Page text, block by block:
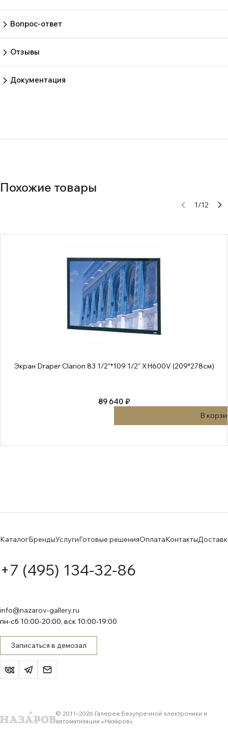
Вопрос-ответ
Отзывы
Документация
Похожие товары
1/12
Экран Draper Clarion 83 1/2"*109 1/2" XH600V (209*278см)
89 640 ₽
В
КаталогБрендыУслугиГотовые решенияОплатаКонтакты
+7 (495) 134-32-86
info@nazarov-gallery.ru
пн-сб 10:00-20:00, вск 10:00-19:00
Записаться в демозал
© 2011–2026 Галерея безупречной электроники и
автоматизации «Назáров»